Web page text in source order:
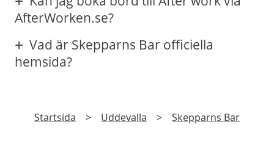
AfterWorken.se?
Vad är Skepparns Bar officiella
hemsida?
Startsida > Uddevalla > Skepparns Bar